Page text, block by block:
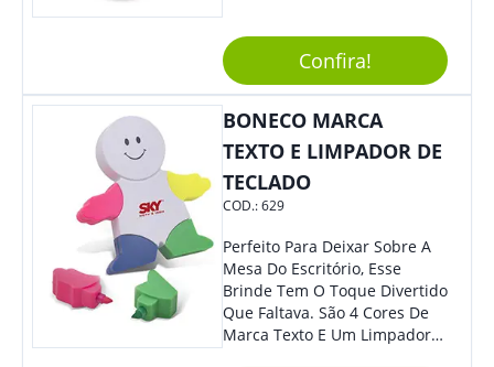
Sua Empresa Em Eventos,
Reuniões Corporativas Ou Até
Mesmo Para Presentear
Colaboradores E Parceiros De
Sua Empresa.
Confira!
BONECO MARCA
TEXTO E LIMPADOR DE
TECLADO
COD.:629
Perfeito Para Deixar Sobre A
Mesa Do Escritório, Esse
Brinde Tem O Toque Divertido
Que Faltava. São 4 Cores De
Marca Texto E Um Limpador